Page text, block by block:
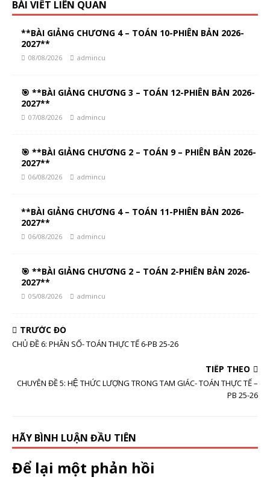
BÀI VIẾT LIÊN QUAN
**BÀI GIẢNG CHƯƠNG 4 – TOÁN 10-PHIÊN BẢN 2026-
2027**
08/08/2026 admincu
🎯 **BÀI GIẢNG CHƯƠNG 3 – TOÁN 12-PHIÊN BẢN 2026-
2027**
07/08/2026 admincu
🎯 **BÀI GIẢNG CHƯƠNG 2 – TOÁN 9 – PHIÊN BẢN 2026-
2027**
06/08/2026 admincu
**BÀI GIẢNG CHƯƠNG 4 – TOÁN 11-PHIÊN BẢN 2026-
2027**
06/08/2026 admincu
🎯 **BÀI GIẢNG CHƯƠNG 2 – TOÁN 2-PHIÊN BẢN 2026-
2027**
05/08/2026 admincu
TRƯỚC ĐÓ
CHỦ ĐỀ 6: PHÂN SỐ- TOÁN THỰC TẾ 6-PB 25-26
TIẾP THEO
CHUYÊN ĐỀ 5: HỆ THỨC LƯỢNG TRONG TAM GIÁC- TOÁN THỰC TẾ –
PB 25-26
HÃY BÌNH LUẬN ĐẦU TIÊN
Để lại một phản hồi